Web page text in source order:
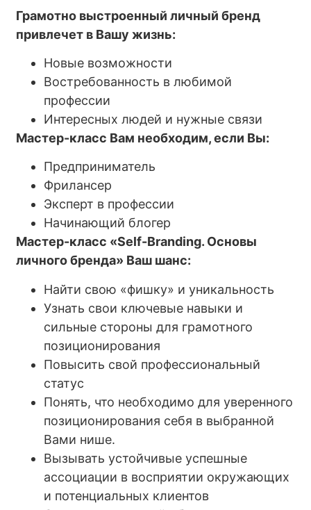
Грамотно выстроенный личный бренд
привлечет в Вашу жизнь:
Новые возможности
Востребованность в любимой
профессии
Интересных людей и нужные связи
Мастер-класс Вам необходим, если Вы:
Предприниматель
Фрилансер
Эксперт в профессии
Начинающий блогер
Мастер-класс «Self-Branding. Основы
личного бренда» Ваш шанс:
Найти свою «фишку» и уникальность
Узнать свои ключевые навыки и
сильные стороны для грамотного
позиционирования
Повысить свой профессиональный
статус
Понять, что необходимо для уверенного
позиционирования себя в выбранной
Вами нише.
Вызывать устойчивые успешные
ассоциации в восприятии окружающих
и потенциальных клиентов